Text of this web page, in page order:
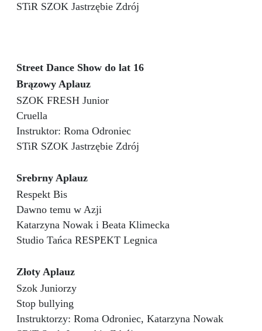
STiR SZOK Jastrzębie Zdrój
Street Dance Show do lat 16
Brązowy Aplauz
SZOK FRESH Junior
Cruella
Instruktor: Roma Odroniec
STiR SZOK Jastrzębie Zdrój
Srebrny Aplauz
Respekt Bis
Dawno temu w Azji
Katarzyna Nowak i Beata Klimecka
Studio Tańca RESPEKT Legnica
Złoty Aplauz
Szok Juniorzy
Stop bullying
Instruktorzy: Roma Odroniec, Katarzyna Nowak